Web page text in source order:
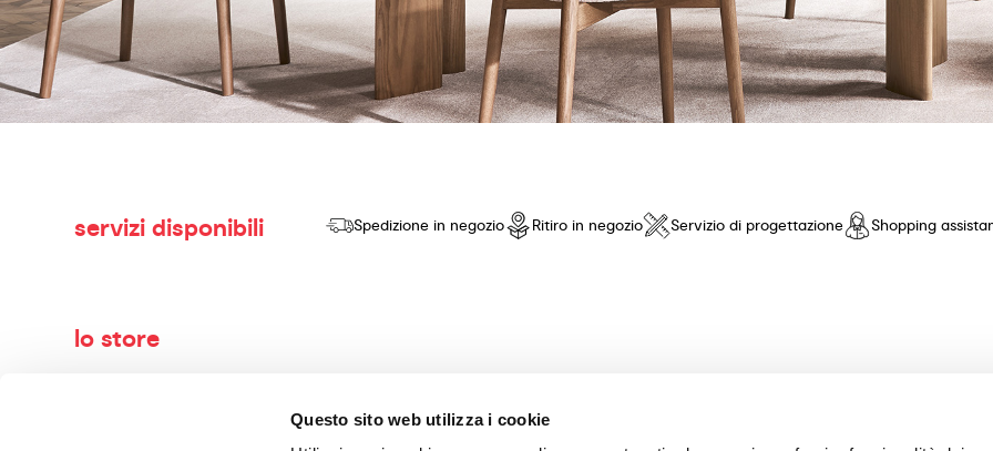
Questo sito web utilizza i cookie
servizi disponibili Spedizione in negozio Ritiro in negozio Servizio di progettazione Shopping
lo store
Benvenuti nel mondo di Calligaris, il tuo negozio di arredamento di fiducia! Offriamo una selezione esclusiva di mobili e accessori
vendere prodotti di alta qualità, design innovativo e comfort senza pari. Scopri le nostre collezioni di tavoli, sedie, letti, divani e